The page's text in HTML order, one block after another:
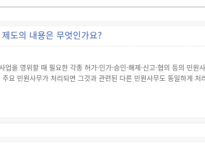
도의 내용은 무엇인가요?
을 영위할 때 필요한 각종 허가·인가·승인·해제·신고·협의 등의 민원
요 민원사무가 처리되면 그것과 관련된 다른 민원사무도 동일하게 처